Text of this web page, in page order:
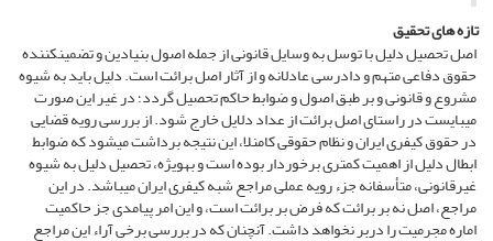
تازه های تحقیق
اصل تحصیل دلیل با توسل به وسایل قانونی از جمله اصول بنیادین و تضمین­کننده
حقوق دفاعی متهم و دادرسی عادلانه و از آثار اصل برائت است. دلیل باید به شیوه
مشروع و قانونی و بر طبق اصول و ضوابط حاکم تحصیل گردد؛ در غیر این صورت
می­بایست در راستای اصل برائت از عداد دلایل خارج شود. از بررسی رویه قضایی
در حقوق کیفری ایران و نظام حقوقی کامن­لا، این نتیجه برداشت می­شود که ضوابط
ابطال دلیل از اهمیت کمتری برخوردار بوده است و به­ویژه، تحصیل دلیل به شیوه
غیرقانونی، متأسفانه جزء رویه عملی مراجع شبه کیفری ایران می­باشد. در این
مراجع، اصل نه بر برائت که فرض بر برائت است، و این امر پیامدی جز حاکمیت
اماره مجرمیت را دربر نخواهد داشت. آنچنان که در بررسی برخی آراء این مراجع